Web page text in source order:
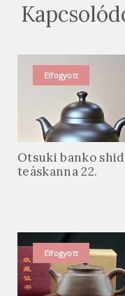
Elfogyott
Otsuki banko
teáskanna 22.
Elfogyott